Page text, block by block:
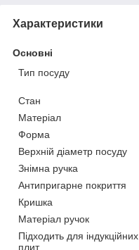
Характеристики
Основні
Тип посуду
Стан
Матеріал
Форма
Верхній діаметр посуду
Знімна ручка
Антипригарне покриття
Кришка
Матеріал ручок
Підходить для індукційних
плит